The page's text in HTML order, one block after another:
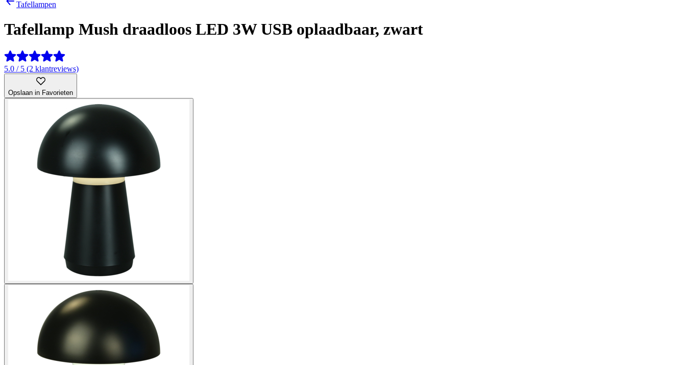
Tafellampen
Tafellamp Mush draadloos LED 3W USB oplaadbaar, zwart
5.0 / 5 (2 klantreviews)
Opslaan in Favorieten